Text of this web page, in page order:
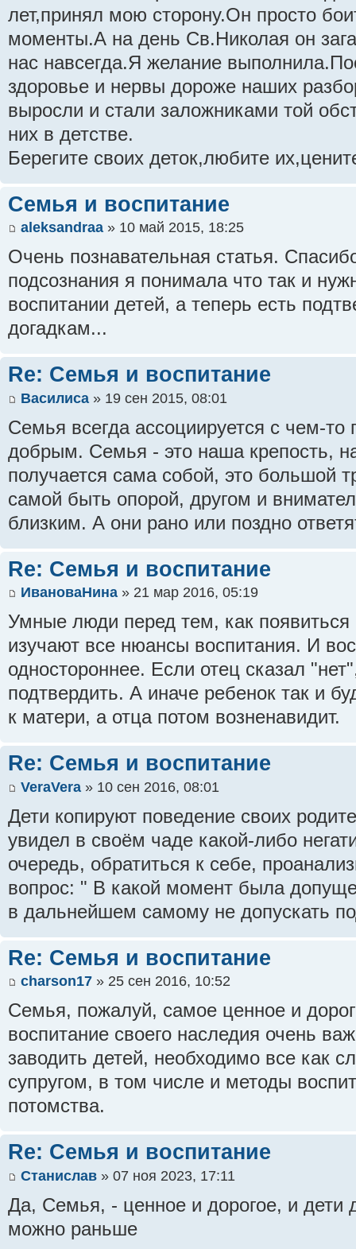
лет,принял мою сторону.Он просто
моменты.А на день Св.Николая он
нас навсегда.Я желание
здоровье и нервы дороже наших
выросли и стали заложниками той
них в детстве.
Берегите своих деток,любите
Семья и воспитание
aleksandraa » 10 май 2015, 18:25
Очень познавательная статья.
подсознания я понимала что так и
воспитании детей, а теперь есть
догадкам...
Re: Семья и воспитание
Василиса » 19 сен 2015, 08:01
Семья всегда ассоциируется с чем-
добрым. Семья - это наша крепость,
получается сама собой, это большой
самой быть опорой, другом и
близким. А они рано или поздно
Re: Семья и воспитание
ИвановаНина » 21 мар 2016, 05:19
Умные люди перед тем, как появиться
изучают все нюансы воспитания. И
одностороннее. Если отец сказал
подтвердить. А иначе ребенок так и
к матери, а отца потом возненавидит.
Re: Семья и воспитание
VeraVera » 10 сен 2016, 08:01
Дети копируют поведение своих
увидел в своём чаде какой-либо
очередь, обратиться к себе,
вопрос: " В какой момент была
в дальнейшем самому не допускать
Re: Семья и воспитание
charson17 » 25 сен 2016, 10:52
Семья, пожалуй, самое ценное и
воспитание своего наследия очень
заводить детей, необходимо все как
супругом, в том числе и методы
потомства.
Re: Семья и воспитание
Станислав » 07 ноя 2023, 17:11
Да, Семья, - ценное и дорогое, и дети
можно раньше